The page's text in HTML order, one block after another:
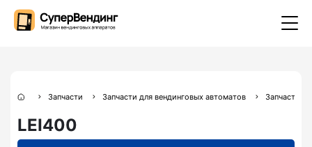
Запчасти Запчасти для вендинговых автоматов Запчасти
LEI400